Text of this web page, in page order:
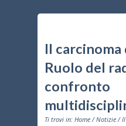
Il
Ruolo del
confronto
Ti trovi in: Home /Notizie / Il